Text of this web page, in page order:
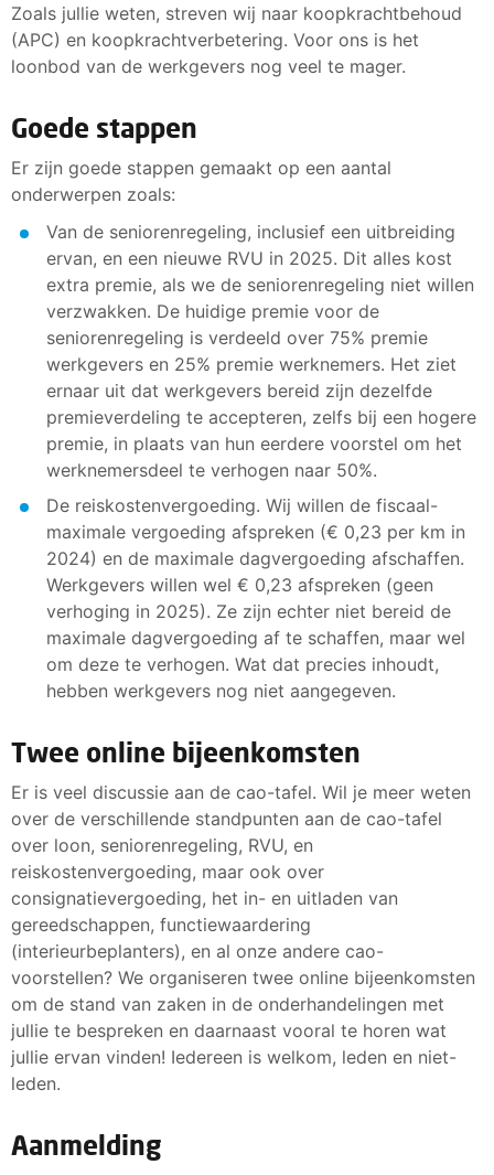
Zoals jullie weten, streven wij naar koopkrachtbehoud
(APC) en koopkrachtverbetering. Voor ons is het
loonbod van de werkgevers nog veel te mager.
Goede stappen
Er zijn goede stappen gemaakt op een aantal
onderwerpen zoals:
Van de seniorenregeling, inclusief een uitbreiding
ervan, en een nieuwe RVU in 2025. Dit alles kost
extra premie, als we de seniorenregeling niet willen
verzwakken. De huidige premie voor de
seniorenregeling is verdeeld over 75% premie
werkgevers en 25% premie werknemers. Het ziet
ernaar uit dat werkgevers bereid zijn dezelfde
premieverdeling te accepteren, zelfs bij een hogere
premie, in plaats van hun eerdere voorstel om het
werknemersdeel te verhogen naar 50%.
De reiskostenvergoeding. Wij willen de fiscaal-
maximale vergoeding afspreken (€ 0,23 per km in
2024) en de maximale dagvergoeding afschaffen.
Werkgevers willen wel € 0,23 afspreken (geen
verhoging in 2025). Ze zijn echter niet bereid de
maximale dagvergoeding af te schaffen, maar wel
om deze te verhogen. Wat dat precies inhoudt,
hebben werkgevers nog niet aangegeven.
Twee online bijeenkomsten
Er is veel discussie aan de cao-tafel. Wil je meer weten
over de verschillende standpunten aan de cao-tafel
over loon, seniorenregeling, RVU, en
reiskostenvergoeding, maar ook over
consignatievergoeding, het in- en uitladen van
gereedschappen, functiewaardering
(interieurbeplanters), en al onze andere cao-
voorstellen? We organiseren twee online bijeenkomsten
om de stand van zaken in de onderhandelingen met
jullie te bespreken en daarnaast vooral te horen wat
jullie ervan vinden! Iedereen is welkom, leden en niet-
leden.
Aanmelding